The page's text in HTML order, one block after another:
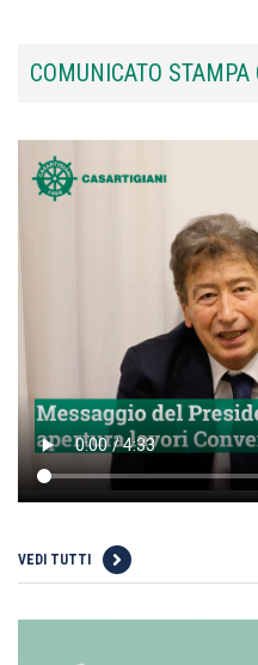
COMUNICATO STAMPA
VEDI TUTTI